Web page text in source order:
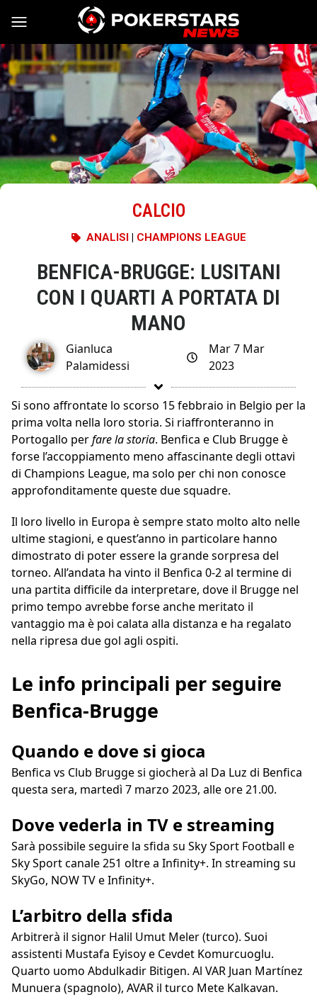
Vai al contenuto
CALCIO
ANALISI| CHAMPIONS LEAGUE
BENFICA-BRUGGE: LUSITANI
CON I QUARTI A PORTATA DI
MANO
Gianluca
Palamidessi
Mar 7 Mar
2023
Si sono affrontate lo scorso 15 febbraio in Belgio per la
prima volta nella loro storia. Si riaffronteranno in
Portogallo perfare la storia. Benfica e Club Brugge è
forse l’accoppiamento meno affascinante degli ottavi
di Champions League, ma solo per chi non conosce
approfonditamente queste due squadre.
Il loro livello in Europa è sempre stato molto alto nelle
ultime stagioni, e quest’anno in particolare hanno
dimostrato di poter essere la grande sorpresa del
torneo. All’andata ha vinto il Benfica 0-2 al termine di
una partita difficile da interpretare, dove il Brugge nel
primo tempo avrebbe forse anche meritato il
vantaggio ma è poi calata alla distanza e ha regalato
nella ripresa due gol agli ospiti.
Le info principali per seguire
Benfica-Brugge
Quando e dove si gioca
Benfica vs Club Brugge si giocherà al Da Luz di Benfica
questa sera, martedì 7 marzo 2023, alle ore 21.00.
Dove vederla in TV e streaming
Sarà possibile seguire la sfida su Sky Sport Football e
Sky Sport canale 251 oltre a Infinity+. In streaming su
SkyGo, NOW TV e Infinity+.
L’arbitro della sfida
Arbitrerà il signor Halil Umut Meler (turco). Suoi
assistenti Mustafa Eyisoy e Cevdet Komurcuoglu.
Quarto uomo Abdulkadir Bitigen. Al VAR Juan Martínez
Munuera (spagnolo), AVAR il turco Mete Kalkavan.